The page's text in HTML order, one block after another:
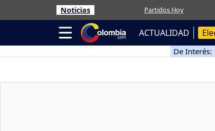
Noticias Partidos Hoy
ACTUALIDAD
De Interés: